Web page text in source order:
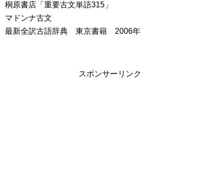
桐原書店「重要古文単語315」
マドンナ古文
最新全訳古語辞典 東京書籍 2006年
スポンサーリンク